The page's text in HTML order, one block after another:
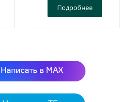
Подробнее